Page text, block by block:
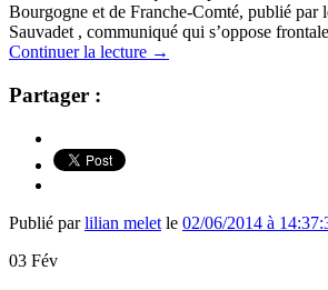
Bourgogne et de Franche-Comté, publié par
Sauvadet , communiqué qui s’oppose
Continuer la lecture →
Partager :
Publié parlilian melet le 02/06/2014 à
03 Fév